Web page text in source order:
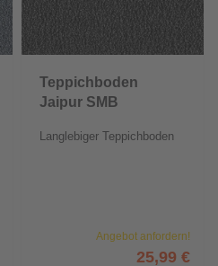
Teppichboden
Jaipur SMB
Langlebiger Teppichboden
Angebot anfordern!
25,99 €